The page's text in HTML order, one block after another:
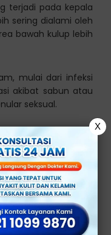
terjadi pada kepala
sering dialami oleh
bawah kulup lebih
mulai dari infeksi
akibat sabun atau
seksual.
bisa berupa
bau tidak sedap,
penis.
Bisa
X